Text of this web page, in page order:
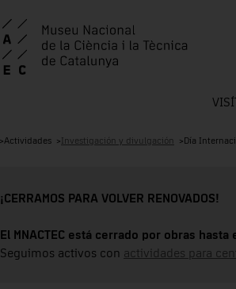
Actividades Investigación y divulgación Día
¡CERRAMOS PARA VOLVER RENOVADOS!
El MNACTEC está cerrado por obras
Seguimos activos con actividades para